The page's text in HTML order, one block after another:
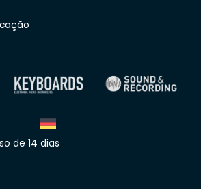
de 14 dias